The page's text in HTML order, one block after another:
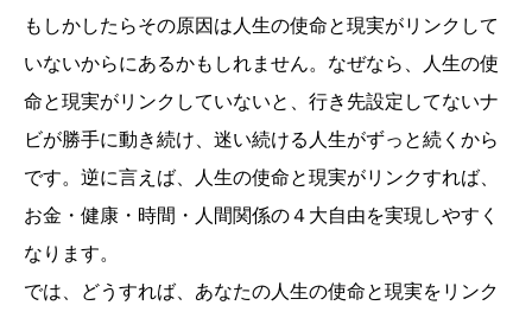
もしかしたらその原因は人生の使命と現実がリンクして
いないからにあるかもしれません。なぜなら、人生の使
命と現実がリンクしていないと、行き先設定してないナ
ビが勝手に動き続け、迷い続ける人生がずっと続くから
です。逆に言えば、人生の使命と現実がリンクすれば、
お金・健康・時間・人間関係の４大自由を実現しやすく
なります。
では、どうすれば、あなたの人生の使命と現実をリンク